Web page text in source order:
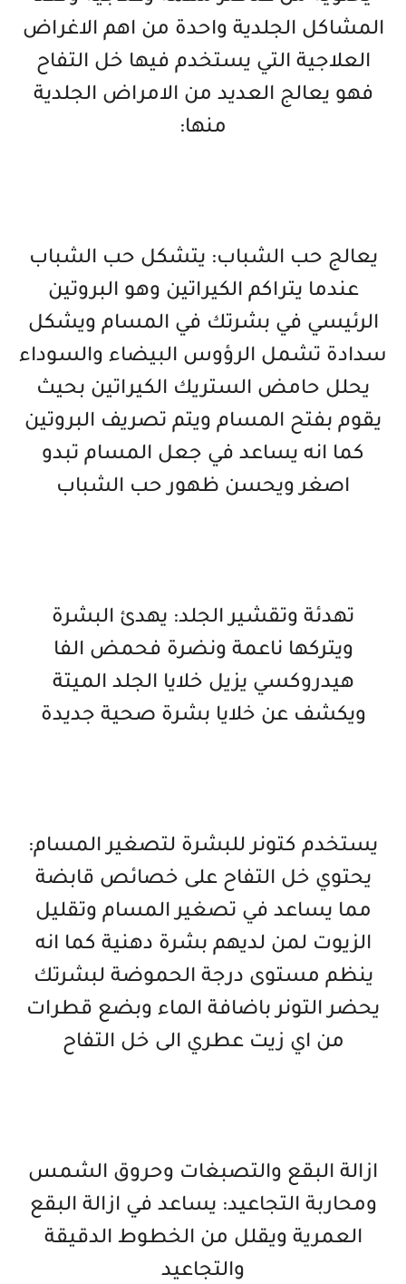
المشاكل الجلدية واحدة من اهم الاغراض
العلاجية التي يستخدم فيها خل التفاح
فهو يعالج العديد من الامراض الجلدية
منها:
يعالج حب الشباب: يتشكل حب الشباب
عندما يتراكم الكيراتين وهو البروتين
الرئيسي في بشرتك في المسام ويشكل
سدادة تشمل الرؤوس البيضاء والسوداء
يحلل حامض الستريك الكيراتين بحيث
يقوم بفتح المسام ويتم تصريف البروتين
كما انه يساعد في جعل المسام تبدو
اصغر ويحسن ظهور حب الشباب
تهدئة وتقشير الجلد: يهدئ البشرة
ويتركها ناعمة ونضرة فحمض الفا
هيدروكسي يزيل خلايا الجلد الميتة
ويكشف عن خلايا بشرة صحية جديدة
يستخدم كتونر للبشرة لتصغير المسام:
يحتوي خل التفاح على خصائص قابضة
مما يساعد في تصغير المسام وتقليل
الزيوت لمن لديهم بشرة دهنية كما انه
ينظم مستوى درجة الحموضة لبشرتك
يحضر التونر باضافة الماء وبضع قطرات
من اي زيت عطري الى خل التفاح
ازالة البقع والتصبغات وحروق الشمس
ومحاربة التجاعيد: يساعد في ازالة البقع
العمرية ويقلل من الخطوط الدقيقة
والتجاعيد